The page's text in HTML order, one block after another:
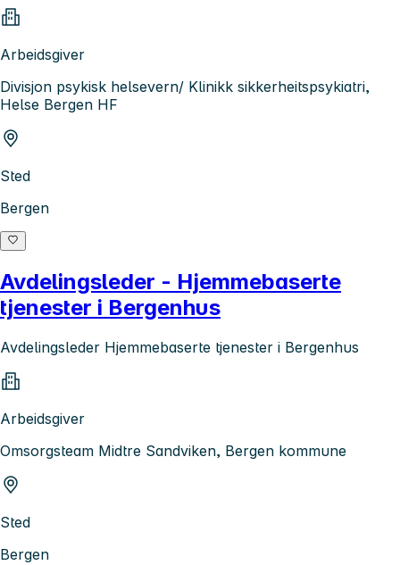
Arbeidsgiver
Divisjon psykisk helsevern/ Klinikk sikkerheitspsykiatri,
Helse Bergen HF
Sted
Bergen
Avdelingsleder - Hjemmebaserte
tjenester i Bergenhus
Avdelingsleder Hjemmebaserte tjenester i Bergenhus
Arbeidsgiver
Omsorgsteam Midtre Sandviken, Bergen kommune
Sted
Bergen